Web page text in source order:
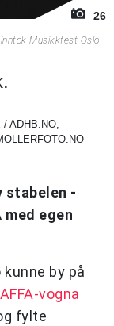
26
inntok Musikkfest Oslo
ADHB.NO,
stabelen -
egen
by på
vogna
fylte